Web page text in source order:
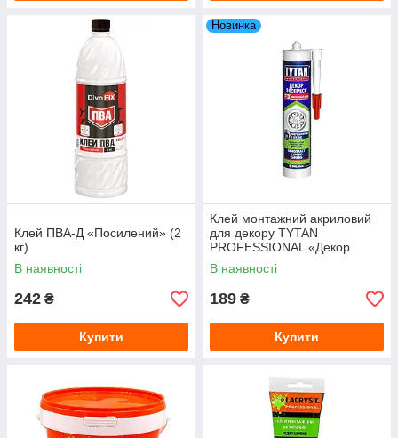
Клей ПВА-Д «Посилений» (2
кг)
В наявності
242 ₴
Купити
Новинка
Клей монтажний акриловий
для декору TYTAN
PROFESSIONAL «Декор
Експрес» (310 мл) Білий
В наявності
189 ₴
Купити